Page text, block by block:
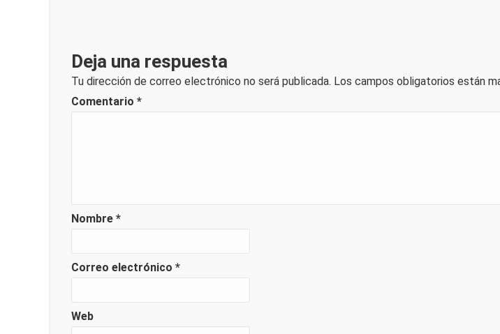
Deja una respuesta
Tu dirección de correo electrónico no será publicada. Los campos obligatorios están
Comentario *
Nombre *
Correo electrónico *
Web